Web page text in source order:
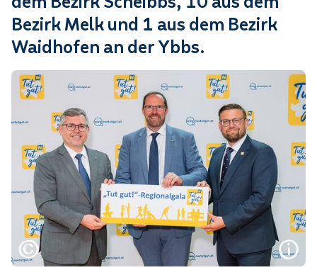
Bezirk Melk und 1 aus dem Bezirk
Waidhofen an der Ybbs.